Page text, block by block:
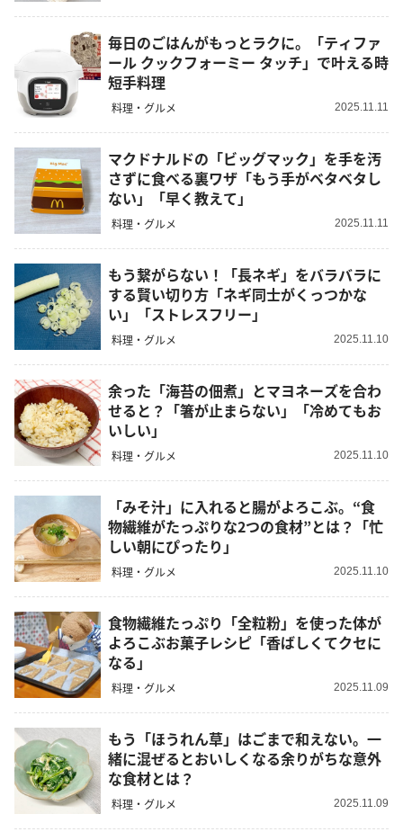
毎日のごはんがもっとラクに。「ティファ
ール クックフォーミー タッチ」で叶える時
短手料理
料理・グルメ 2025.11.11
マクドナルドの「ビッグマック」を手を汚
さずに食べる裏ワザ「もう手がベタベタし
ない」「早く教えて」
料理・グルメ 2025.11.11
もう繋がらない！「長ネギ」をバラバラに
する賢い切り方「ネギ同士がくっつかな
い」「ストレスフリー」
料理・グルメ 2025.11.10
余った「海苔の佃煮」とマヨネーズを合わ
せると？「箸が止まらない」「冷めてもお
いしい」
料理・グルメ 2025.11.10
「みそ汁」に入れると腸がよろこぶ。“食
物繊維がたっぷりな2つの食材”とは？「忙
しい朝にぴったり」
料理・グルメ 2025.11.10
食物繊維たっぷり「全粒粉」を使った体が
よろこぶお菓子レシピ「香ばしくてクセに
なる」
料理・グルメ 2025.11.09
もう「ほうれん草」はごまで和えない。一
緒に混ぜるとおいしくなる余りがちな意外
な食材とは？
料理・グルメ 2025.11.09